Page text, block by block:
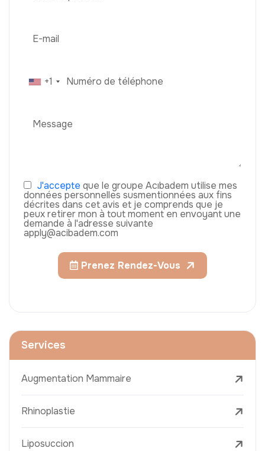
+1
J'accepte que le groupe Acıbadem utilise mes
données personnelles susmentionnées aux fins
décrites dans cet avis et je comprends que je
peux retirer mon à tout moment en envoyant une
demande à l'adresse suivante
apply@acibadem.com
Prenez Rendez-Vous
Services
Augmentation Mammaire
Rhinoplastie
Liposuccion